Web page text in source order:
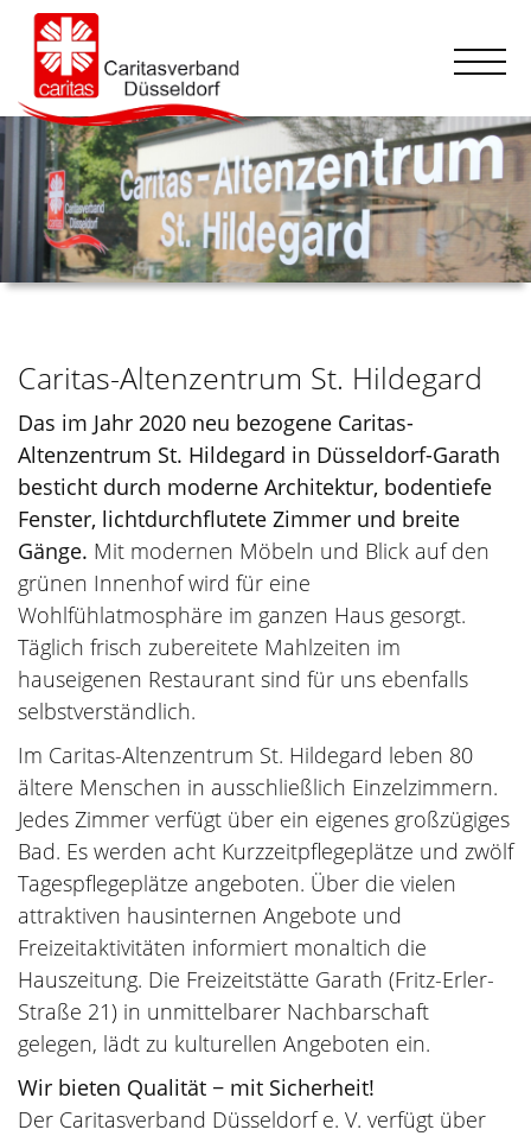
Caritas-Altenzentrum St. Hildegard
Das im Jahr 2020 neu bezogene Caritas-
Altenzentrum St. Hildegard in Düsseldorf-Garath
besticht durch moderne Architektur, bodentiefe
Fenster, lichtdurchflutete Zimmer und breite
Gänge. Mit modernen Möbeln und Blick auf den
grünen Innenhof wird für eine
Wohlfühlatmosphäre im ganzen Haus gesorgt.
Täglich frisch zubereitete Mahlzeiten im
hauseigenen Restaurant sind für uns ebenfalls
selbstverständlich.
Im Caritas-Altenzentrum St. Hildegard leben 80
ältere Menschen in ausschließlich Einzelzimmern.
Jedes Zimmer verfügt über ein eigenes großzügiges
Bad. Es werden acht Kurzzeitpflegeplätze und zwölf
Tagespflegeplätze angeboten. Über die vielen
attraktiven hausinternen Angebote und
Freizeitaktivitäten informiert monaltich die
Hauszeitung. Die Freizeitstätte Garath (Fritz-Erler-
Straße 21) in unmittelbarer Nachbarschaft
gelegen, lädt zu kulturellen Angeboten ein.
Wir bieten Qualität − mit Sicherheit!
Der Caritasverband Düsseldorf e. V. verfügt über